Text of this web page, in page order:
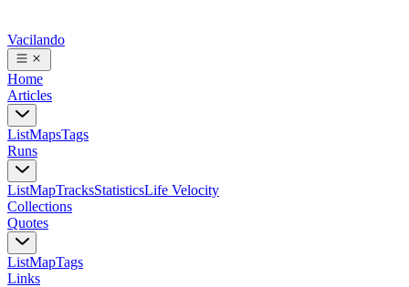
Vacilando
Home
Articles
ListMapsTags
Runs
ListMapTracksStatisticsLife Velocity
Collections
Quotes
ListMapTags
Links